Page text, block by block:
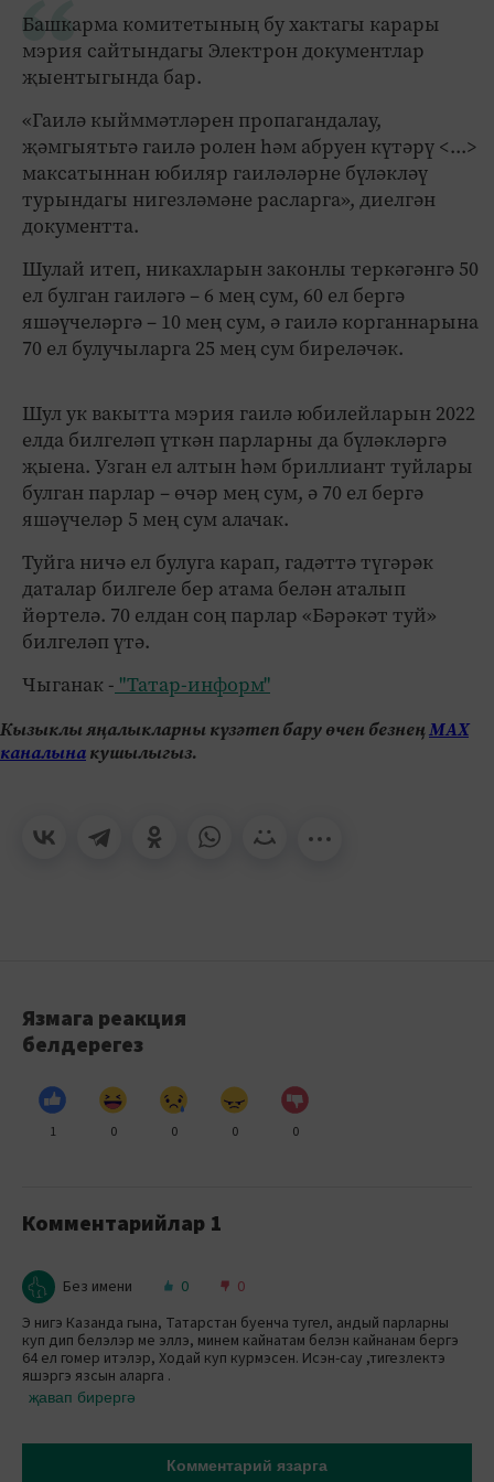
Башкарма комитетының бу хактагы карары
мэрия сайтындагы Электрон документлар
җыентыгында бар.
«Гаилә кыйммәтләрен пропагандалау,
җәмгыятьтә гаилә ролен һәм абруен күтәрү <...>
максатыннан юбиляр гаиләләрне бүләкләү
турындагы нигезләмәне расларга», диелгән
документта.
Шулай итеп, никахларын законлы теркәгәнгә 50
ел булган гаиләгә – 6 мең сум, 60 ел бергә
яшәүчеләргә – 10 мең сум, ә гаилә корганнарына
70 ел булучыларга 25 мең сум биреләчәк.
Шул ук вакытта мэрия гаилә юбилейларын 2022
елда билгеләп үткән парларны да бүләкләргә
җыена. Узган ел алтын һәм бриллиант туйлары
булган парлар – өчәр мең сум, ә 70 ел бергә
яшәүчеләр 5 мең сум алачак.
Туйга ничә ел булуга карап, гадәттә түгәрәк
даталар билгеле бер атама белән аталып
йөртелә. 70 елдан соң парлар «Бәрәкәт туй»
билгеләп үтә.
Чыганак - "Татар-информ"
Кызыклы яңалыкларны күзәтеп бару өчен безнеңМАХ
каналынакушылыгыз.
Язмага реакция
белдерегез
1 0 0 0 0
Комментарийлар 1
Без имени 0
0
Э нигэ Казанда гына, Татарстан буенча тугел, андый парларны
куп дип белэлэр ме эллэ, минем кайнатам белэн кайнанам бергэ
64 ел гомер итэлэр, Ходай куп курмэсен. Исэн-сау ,тигезлектэ
яшэргэ язсын аларга .
җавап бирергә
Комментарий язарга